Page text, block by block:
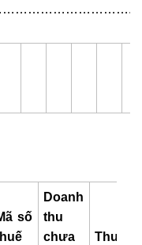
số
Doanh
thu
chưa
Thuế